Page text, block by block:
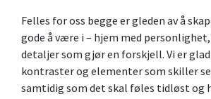
Felles for oss begge er gleden av å
gode å være i – hjem med
detaljer som gjør en forskjell. Vi er
kontraster og elementer som skiller
samtidig som det skal føles tidløst og